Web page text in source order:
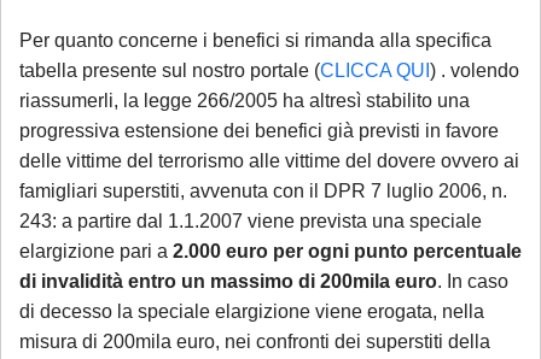
Per quanto concerne i benefici si rimanda alla specifica
tabella presente sul nostro portale (CLICCA QUI ) . volendo
riassumerli, la legge 266/2005 ha altresì stabilito una
progressiva estensione dei benefici già previsti in favore
delle vittime del terrorismo alle vittime del dovere ovvero ai
famigliari superstiti, avvenuta con il DPR 7 luglio 2006, n.
243: a partire dal 1.1.2007 viene prevista una speciale
elargizione pari a 2.000 euro per ogni punto percentuale
di invalidità entro un massimo di 200mila euro. In caso
di decesso la speciale elargizione viene erogata, nella
misura di 200mila euro, nei confronti dei superstiti della